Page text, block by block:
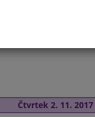
Čtvrtek 2. 11. 2017